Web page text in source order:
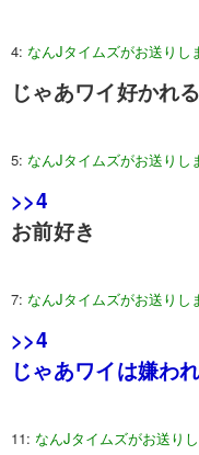
4: なんJタイムズがお送りし
じゃあワイ好かれ
5: なんJタイムズがお送りし
>>4
お前好き
7: なんJタイムズがお送りし
>>4
じゃあワイは嫌わ
11: なんJタイムズがお送り